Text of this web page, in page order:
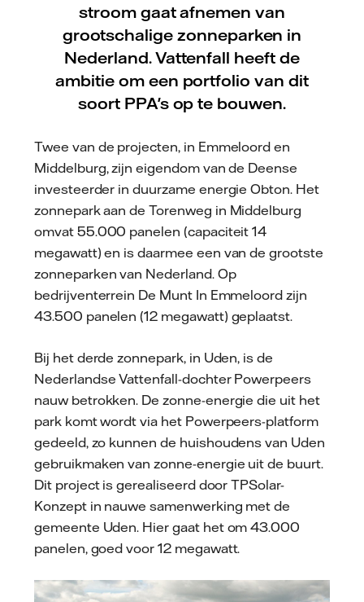
stroom gaat afnemen van
grootschalige zonneparken in
Nederland. Vattenfall heeft de
ambitie om een portfolio van dit
soort PPA's op te bouwen.
Twee van de projecten, in Emmeloord en
Middelburg, zijn eigendom van de Deense
investeerder in duurzame energie Obton. Het
zonnepark aan de Torenweg in Middelburg
omvat 55.000 panelen (capaciteit 14
megawatt) en is daarmee een van de grootste
zonneparken van Nederland. Op
bedrijventerrein De Munt In Emmeloord zijn
43.500 panelen (12 megawatt) geplaatst.
Bij het derde zonnepark, in Uden, is de
Nederlandse Vattenfall-dochter Powerpeers
nauw betrokken. De zonne-energie die uit het
park komt wordt via het Powerpeers-platform
gedeeld, zo kunnen de huishoudens van Uden
gebruikmaken van zonne-energie uit de buurt.
Dit project is gerealiseerd door TPSolar-
Konzept in nauwe samenwerking met de
gemeente Uden. Hier gaat het om 43.000
panelen, goed voor 12 megawatt.